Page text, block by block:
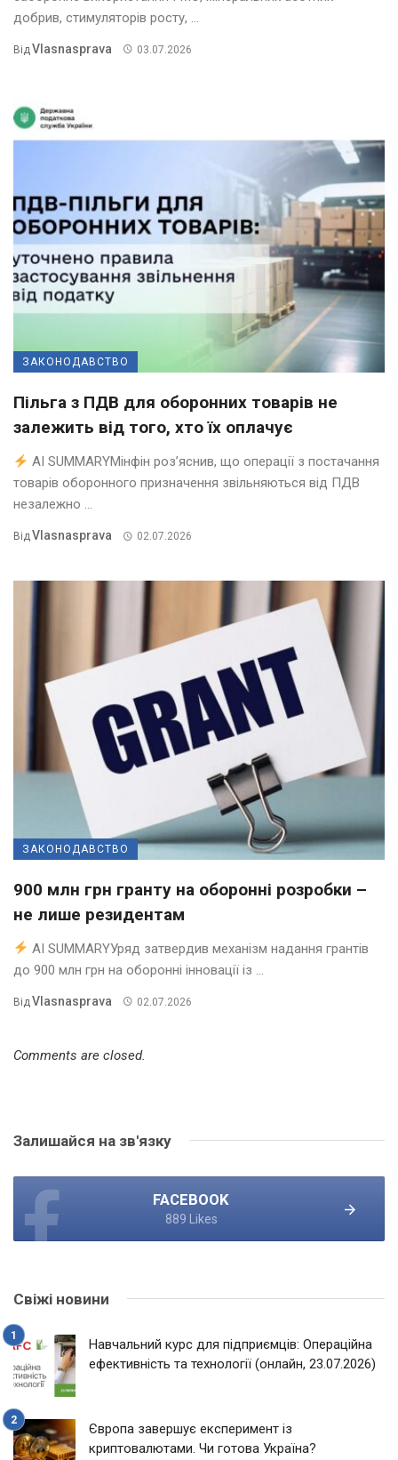
добрив, стимуляторів росту, ...
Від Vlasnasprava 03.07.2026
ЗАКОНОДАВСТВО
Пільга з ПДВ для оборонних товарів не
залежить від того, хто їх оплачує
AI SUMMARYМінфін роз’яснив, що операції з постачання
товарів оборонного призначення звільняються від ПДВ
незалежно ...
ВідVlasnasprava 02.07.2026
ЗАКОНОДАВСТВО
900 млн грн гранту на оборонні розробки –
не лише резидентам
AI SUMMARYУряд затвердив механізм надання грантів
до 900 млн грн на оборонні інновації із ...
Від Vlasnasprava 02.07.2026
Comments are closed.
Залишайся на зв'язку
FACEBOOK
889 Likes
Свіжі новини
Навчальний курс для підприємців: Операційна
ефективність та технології (онлайн, 23.07.2026)
Європа завершує експеримент із
криптовалютами. Чи готова Україна?